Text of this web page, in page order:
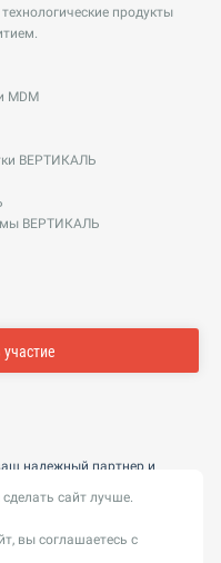
продукты
MDM
ВЕРТИКАЛЬ
ВЕРТИКАЛЬ
надежный партнер и
и оптимизируем
обработки персональных
сайт лучше.
вы соглашаетесь с